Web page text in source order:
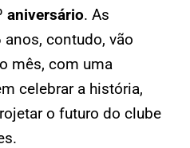
aniversário. As
contudo, vão
mês, com uma
celebrar a história,
o futuro do clube